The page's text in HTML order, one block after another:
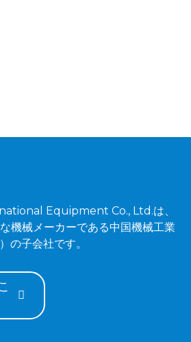
Equipment Co., Ltd.は、
機械メーカーである中国機械工業
の子会社です。